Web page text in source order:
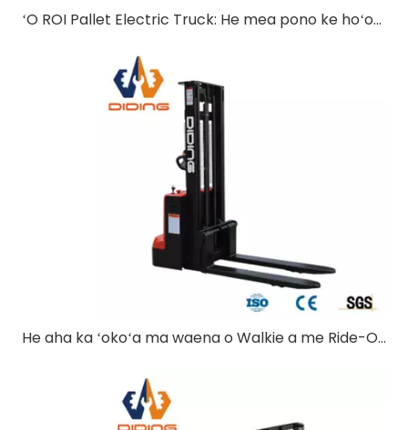
ʻO ROI Pallet Electric Truck: He mea pono ke hoʻopukapuka?
He aha ka ʻokoʻa ma waena o Walkie a me Ride-On Pallet Stackers?